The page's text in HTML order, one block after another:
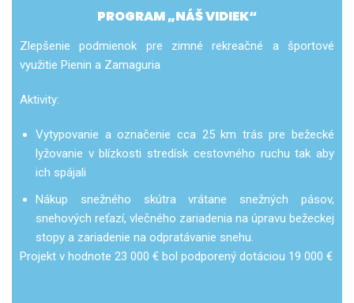
PROGRAM „NÁŠ VIDIEK“
Zlepšenie podmienok pre zimné rekreačné a športové
využitie Pienin a Zamaguria
Aktivity:
Vytypovanie a označenie cca 25 km trás pre bežecké
lyžovanie v blízkosti stredísk cestovného ruchu tak aby
ich spájali
Nákup snežného skútra vrátane snežných pásov,
snehových reťazí, vlečného zariadenia na úpravu bežeckej
stopy a zariadenie na odpratávanie snehu.
Projekt v hodnote 23 000 € bol podporený dotáciou 19 000 €